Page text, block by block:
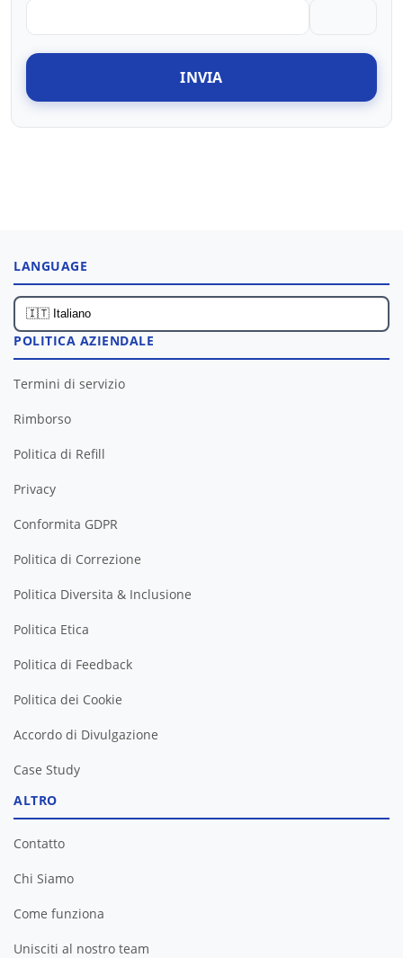
INVIA
LANGUAGE
POLITICA AZIENDALE
Termini di servizio
Rimborso
Politica di Refill
Privacy
Conformita GDPR
Politica di Correzione
Politica Diversita & Inclusione
Politica Etica
Politica di Feedback
Politica dei Cookie
Accordo di Divulgazione
Case Study
ALTRO
Contatto
Chi Siamo
Come funziona
Unisciti al nostro team